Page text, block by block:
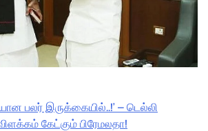
பலர் இருக்கையில்..!’ – டெல்லி
கேட்கும் பிரேமலதா!